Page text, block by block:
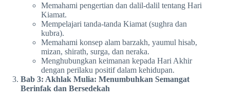
Memahami pengertian dan dalil-dalil tentang Hari
Kiamat.
Mempelajari tanda-tanda Kiamat (sughra dan
kubra).
Memahami konsep alam barzakh, yaumul hisab,
mizan, shirath, surga, dan neraka.
Menghubungkan keimanan kepada Hari Akhir
dengan perilaku positif dalam kehidupan.
Bab 3: Akhlak Mulia: Menumbuhkan Semangat
Berinfak dan Bersedekah